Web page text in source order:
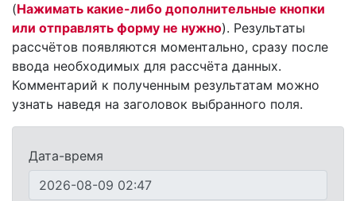
(Нажимать какие-либо дополнительные кнопки
или отправлять форму не нужно). Результаты
рассчётов появляются моментально, сразу после
ввода необходимых для рассчёта данных.
Комментарий к полученным результатам можно
узнать наведя на заголовок выбранного поля.
Дата-время